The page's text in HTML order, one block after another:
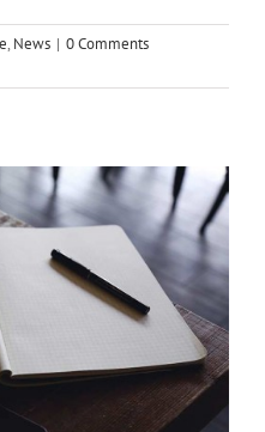
, News | 0 Comments
turpis